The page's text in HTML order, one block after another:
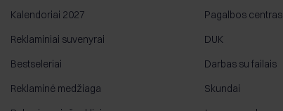
Kalendoriai 2027
Reklaminiai suvenyrai
Bestseleriai
Reklaminė medžiaga
Pagalbos centras
DUK
Darbas su failais
Skundai